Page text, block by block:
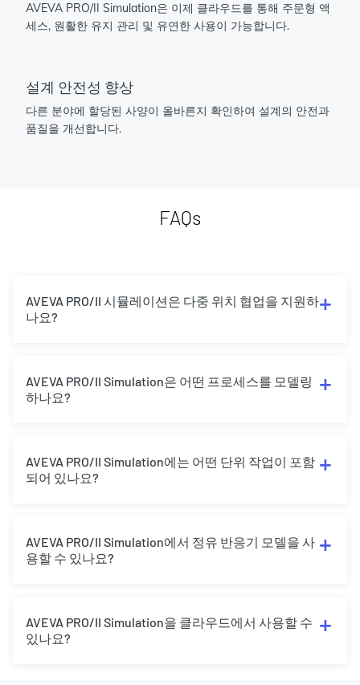
AVEVA PRO/II Simulation은 이제 클라우드를 통해 주문형 액
세스, 원활한 유지 관리 및 유연한 사용이 가능합니다.
설계 안전성 향상
다른 분야에 할당된 사양이 올바른지 확인하여 설계의 안전과
품질을 개선합니다.
FAQs
AVEVA PRO/II 시뮬레이션은 다중 위치 협업을 지원하
나요?
AVEVA PRO/II Simulation은 어떤 프로세스를 모델링
하나요?
AVEVA PRO/II Simulation에는 어떤 단위 작업이 포함
되어 있나요?
AVEVA PRO/II Simulation에서 정유 반응기 모델을 사
용할 수 있나요?
AVEVA PRO/II Simulation을 클라우드에서 사용할 수
있나요?